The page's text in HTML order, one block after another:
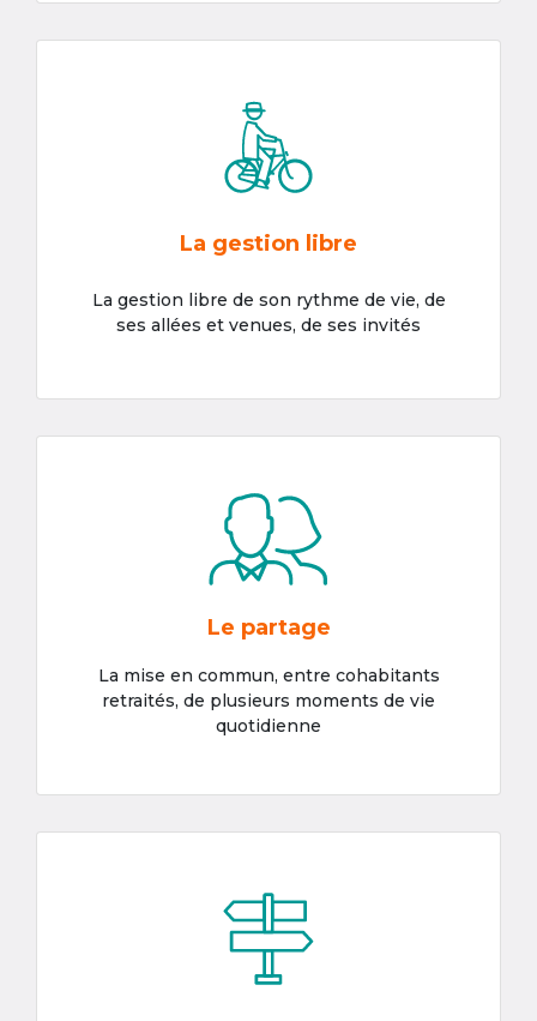
La gestion libre
La gestion libre de son rythme de vie, de
ses allées et venues, de ses invités
Le partage
La mise en commun, entre cohabitants
retraités, de plusieurs moments de vie
quotidienne